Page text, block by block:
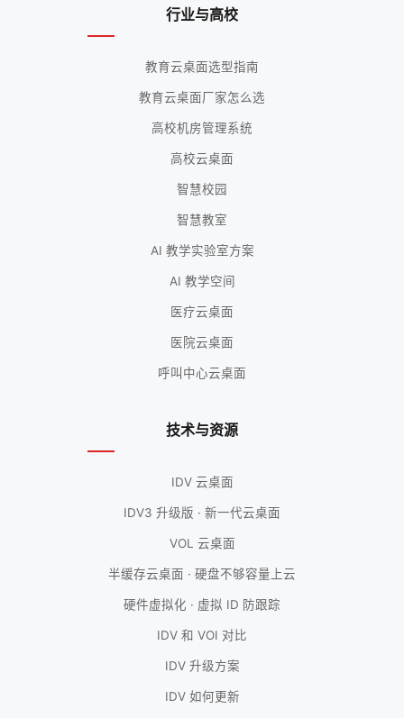
行业与高校
教育云桌面选型指南
教育云桌面厂家怎么选
高校机房管理系统
高校云桌面
智慧校园
智慧教室
AI 教学实验室方案
AI 教学空间
医疗云桌面
医院云桌面
呼叫中心云桌面
技术与资源
IDV 云桌面
IDV3 升级版 · 新一代云桌面
VOL 云桌面
半缓存云桌面 · 硬盘不够容量上云
硬件虚拟化 · 虚拟 ID 防跟踪
IDV 和 VOI 对比
IDV 升级方案
IDV 如何更新